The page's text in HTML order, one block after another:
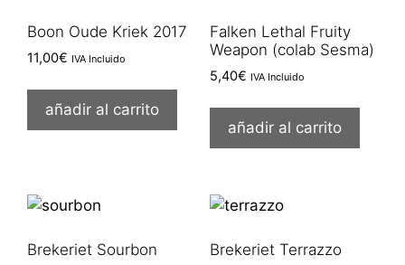
Boon Oude Kriek 2017
11,00€ IVA Incluido
añadir al carrito
Falken Lethal Fruity
Weapon (colab Sesma)
5,40€ IVA Incluido
añadir al carrito
Brekeriet Sourbon Brekeriet Terrazzo